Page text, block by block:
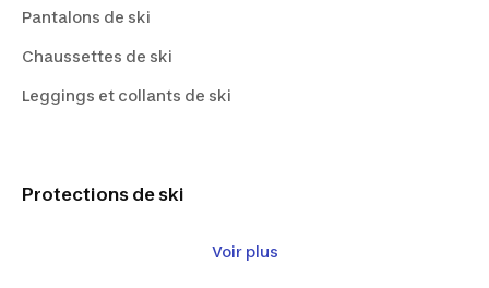
Pantalons de ski
Chaussettes de ski
Leggings et collants de ski
Protections de ski
Voir plus